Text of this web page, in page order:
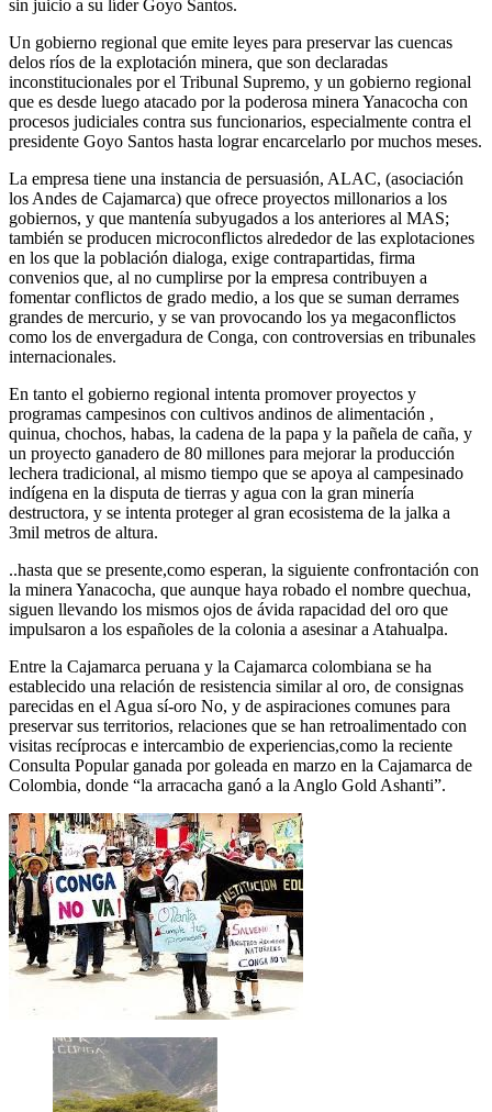
sin juicio a su líder Goyo Santos.
Un gobierno regional que emite leyes para preservar las cuencas
delos ríos de la explotación minera, que son declaradas
inconstitucionales por el Tribunal Supremo, y un gobierno regional
que es desde luego atacado por la poderosa minera Yanacocha con
procesos judiciales contra sus funcionarios, especialmente contra el
presidente Goyo Santos hasta lograr encarcelarlo por muchos meses.
La empresa tiene una instancia de persuasión, ALAC, (asociación
los Andes de Cajamarca) que ofrece proyectos millonarios a los
gobiernos, y que mantenía subyugados a los anteriores al MAS;
también se producen microconflictos alrededor de las explotaciones
en los que la población dialoga, exige contrapartidas, firma
convenios que, al no cumplirse por la empresa contribuyen a
fomentar conflictos de grado medio, a los que se suman derrames
grandes de mercurio, y se van provocando los ya megaconflictos
como los de envergadura de Conga, con controversias en tribunales
internacionales.
En tanto el gobierno regional intenta promover proyectos y
programas campesinos con cultivos andinos de alimentación ,
quinua, chochos, habas, la cadena de la papa y la pañela de caña, y
un proyecto ganadero de 80 millones para mejorar la producción
lechera tradicional, al mismo tiempo que se apoya al campesinado
indígena en la disputa de tierras y agua con la gran minería
destructora, y se intenta proteger al gran ecosistema de la jalka a
3mil metros de altura.
..hasta que se presente,como esperan, la siguiente confrontación con
la minera Yanacocha, que aunque haya robado el nombre quechua,
siguen llevando los mismos ojos de ávida rapacidad del oro que
impulsaron a los españoles de la colonia a asesinar a Atahualpa.
Entre la Cajamarca peruana y la Cajamarca colombiana se ha
establecido una relación de resistencia similar al oro, de consignas
parecidas en el Agua sí-oro No, y de aspiraciones comunes para
preservar sus territorios, relaciones que se han retroalimentado con
visitas recíprocas e intercambio de experiencias,como la reciente
Consulta Popular ganada por goleada en marzo en la Cajamarca de
Colombia, donde “la arracacha ganó a la Anglo Gold Ashanti”.